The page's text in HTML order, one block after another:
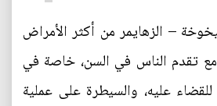
– الزهايمر من أكثر الأمراض
مع تقدم الناس في السن، خاصة في
عليه، والسيطرة على عملية